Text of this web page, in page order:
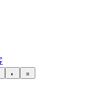
◐ ≡